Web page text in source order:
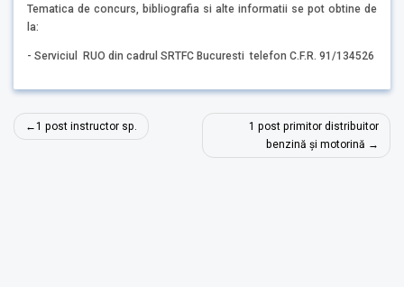
Tematica de concurs, bibliografia si alte informatii se pot obtine de
la:
- Serviciul RUO din cadrul SRTFC Bucuresti telefon C.F.R. 91/134526
Navigare
în
1 post instructor sp.
1 post primitor distribuitor
benzină și motorină